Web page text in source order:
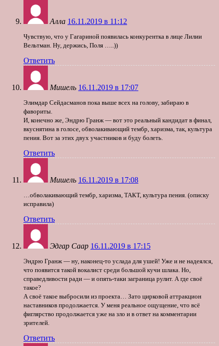
Алла 16.11.2019 в 11:12
Чувствую, что у Гагариной появилась конкурентка в лице Лилии
Вельтман. Ну, держись, Поля …..))
Ответить
Мишель 16.11.2019 в 17:07
Элимдар Сейдасманов пока выше всех на голову, забираю в
фавориты.
И, конечно же, Эндрю Гранж — вот это реальный кандидат в финал,
вкуснятина в голосе, обволакивающий тембр, харизма, так, культура
пения. Вот за этих двух участников и буду болеть.
Ответить
Мишель 16.11.2019 в 17:08
…обволакивающий тембр, харизма, ТАКТ, культура пения. (описку
исправила)
Ответить
Эдгар Саар 16.11.2019 в 17:15
Эндрю Гранж — ну, наконец-то услада для ушей! Уже и не надеялся,
что появится такой вокалист среди большой кучи шлака. Но,
справедливости ради — и опять-таки заграница рулит. А где своё
такое?
А своё такое выбросили из проекта… Зато цирковой аттракцион
наставников продолжается. У меня реальное ощущение, что всё
фиглярство продолжается уже на зло и в ответ на комментарии
зрителей.
Ответить